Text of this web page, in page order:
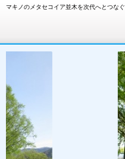
マキノのメタセコイア並木を次代へとつな